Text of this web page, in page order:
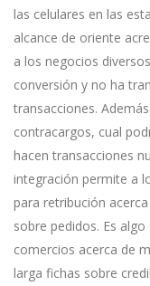
las celulares en las
alcance de oriente
a los negocios
conversión y no ha
transacciones.
contracargos, cual
hacen transacciones
integración permite a
para retribución
sobre pedidos. Es
comercios acerca de
larga fichas sobre